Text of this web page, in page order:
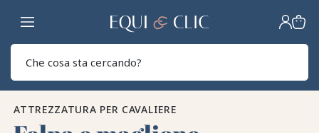
Casa
ATTREZZATURA PER CAVALIERE